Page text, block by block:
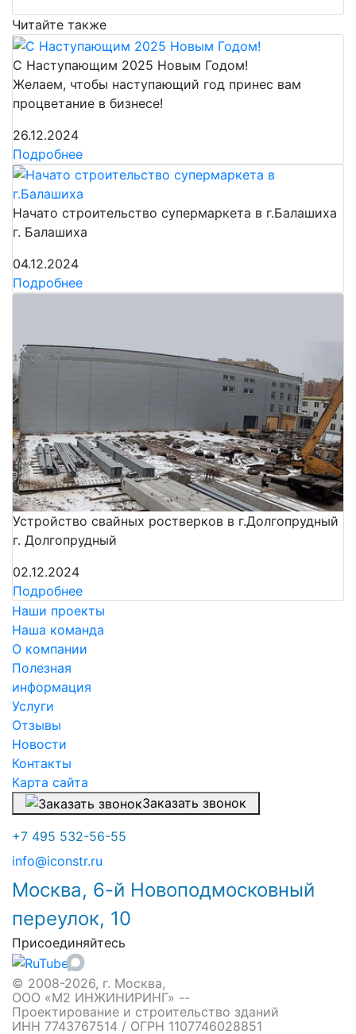
Читайте также
С Наступающим 2025 Новым Годом!
Желаем, чтобы наступающий год принес вам
процветание в бизнесе!
26.12.2024
Подробнее
Начато строительство супермаркета в г.Балашиха
г. Балашиха
04.12.2024
Подробнее
Устройство свайных ростверков в г.Долгопрудный
г. Долгопрудный
02.12.2024
Подробнее
Наши проекты
Наша команда
О компании
Полезная
информация
Услуги
Отзывы
Новости
Контакты
Карта сайта
Заказать звонок
+7 495 532-56-55
info@iconstr.ru
Москва, 6-й Новоподмосковный
переулок, 10
Присоединяйтесь
© 2008-2026, г. Москва,
ООО «М2 ИНЖИНИРИНГ» --
Проектирование и строительство зданий
ИНН 7743767514 / ОГРН 1107746028851